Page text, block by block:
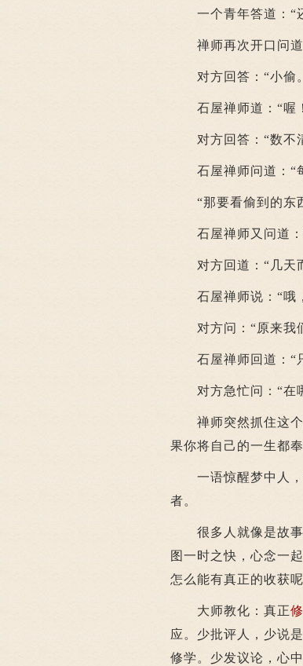
一个青年答道：“
禅师再次开口问道
对方回答：“小偷
石屋禅师道：“喔！
对方回答：“数不
石屋禅师问道：“
“那要看偷到的东西
石屋禅师又问道：“
对方回道：“几天
石屋禅师说：“哦，
对方问：“原来我们
石屋禅师回道：“只
对方急忙问：“在
禅师突然抓住这个
果你将自己的一生都
一语惊醒梦中人，
者。
很多人就像是故事
图一时之快，心念一
怎么能有真正的收获呢
大师教化：真正
应。少批评人，少说
修学。少发议论，心